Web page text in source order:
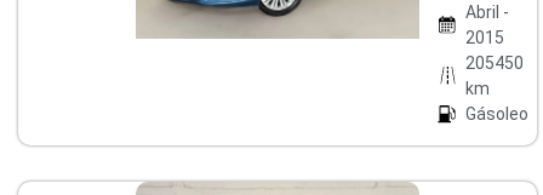
Abril -
2015
205450
km
Gásoleo